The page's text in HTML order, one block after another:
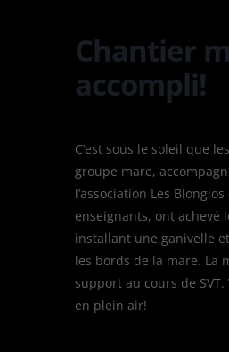
Chantier
accompli!
C’est sous le soleil que
groupe mare,
l’association Les
enseignants, ont achevé
installant une ganivelle
les bords de la mare. La
support au cours de SVT.
en plein air!